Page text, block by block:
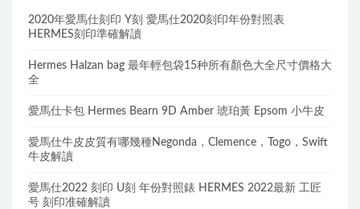
2020年愛馬仕刻印 Y刻 愛馬仕2020刻印年份對照表
HERMES刻印準確解讀
Hermes Halzan bag 最年輕包袋15种所有顏色大全尺寸價格大
全
愛馬仕卡包 Hermes Bearn 9D Amber 琥珀黃 Epsom 小牛皮
愛馬仕牛皮皮質有哪幾種Negonda，Clemence，Togo，Swift
牛皮解讀
愛馬仕2022 刻印 U刻 年份對照錶 HERMES 2022最新 工匠
号 刻印准確解讀